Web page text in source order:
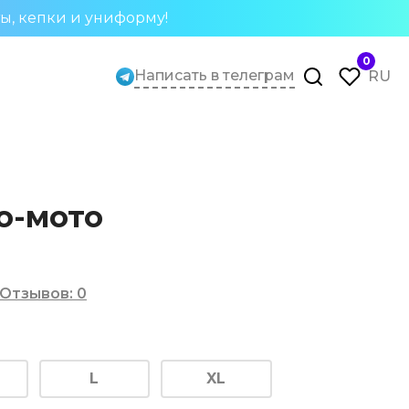
кепки и униформу!
Написать в телеграм
0
RU
мото
Отзывов: 0
L XL